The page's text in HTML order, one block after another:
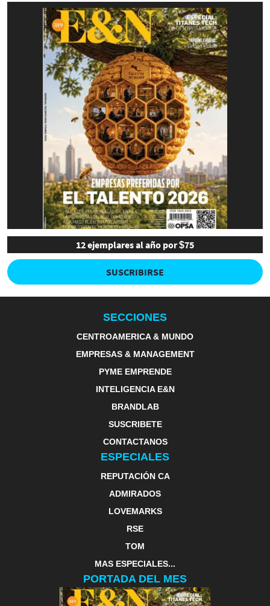
12 ejemplares al año por $75
SUSCRIBIRSE
SECCIONES
CENTROAMERICA & MUNDO
EMPRESAS & MANAGEMENT
PYME EMPRENDE
INTELIGENCIA E&N
BRANDLAB
SUSCRIBETE
CONTACTANOS
ESPECIALES
REPUTACIÓN CA
ADMIRADOS
LOVEMARKS
RSE
TOM
MAS ESPECIALES...
PORTADA DEL MES